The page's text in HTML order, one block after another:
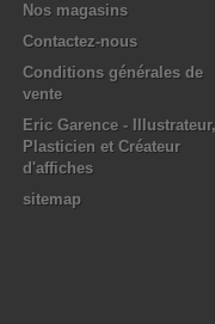
Nos magasins
Contactez-nous
Conditions générales de
vente
Eric Garence - Illustrateur,
Plasticien et Créateur
d'affiches
sitemap